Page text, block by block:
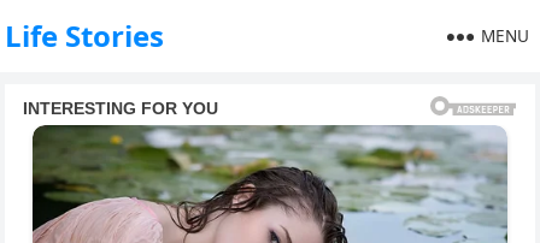
Life Stories MENU